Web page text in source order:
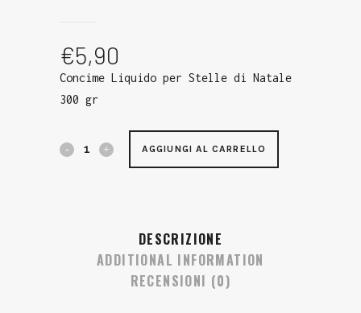
€5,90
Concime Liquido per Stelle di Natale
300 gr
AGGIUNGI AL CARRELLO
DESCRIZIONE
ADDITIONAL INFORMATION
RECENSIONI (0)